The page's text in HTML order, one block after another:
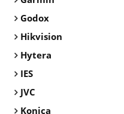
Godox
Hikvision
Hytera
IES
JVC
Konica